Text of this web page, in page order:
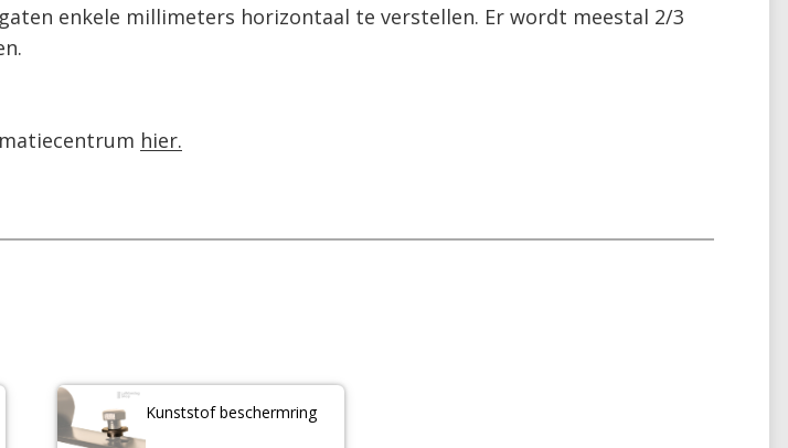
enkele millimeters horizontaal te verstellen. Er wordt meestal 2/3
Kunststof beschermring